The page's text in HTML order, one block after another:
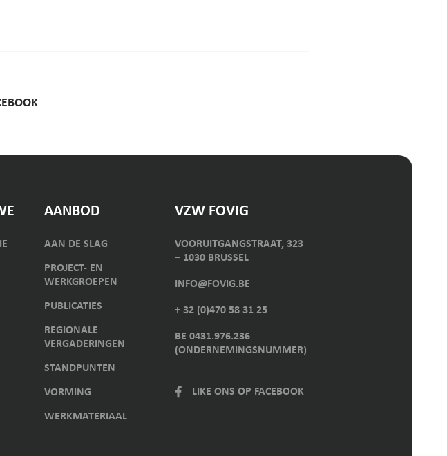
AANBOD
AAN DE SLAG
PROJECT- EN
WERKGROEPEN
PUBLICATIES
REGIONALE
VERGADERINGEN
STANDPUNTEN
VORMING
WERKMATERIAAL
VZW FOVIG
VOORUITGANGSTRAAT, 323
– 1030 BRUSSEL
INFO@FOVIG.BE
+ 32 (0)470 58 31 25
BE 0431.976.236
(ONDERNEMINGSNUMMER)
LIKE ONS OP FACEBOOK